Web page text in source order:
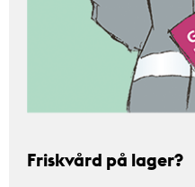
Friskvård på lager?